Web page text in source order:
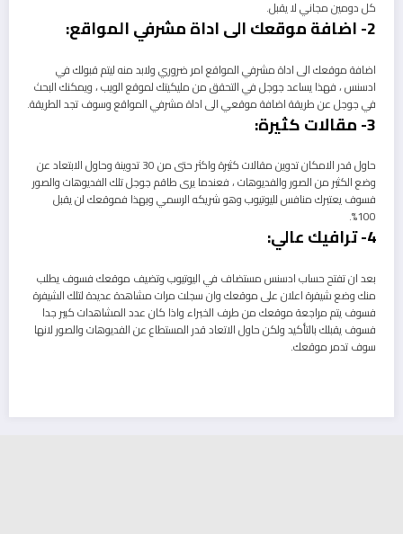
كل دومين مجاني لا يقبل.
2- اضافة موقعك الى اداة مشرفي المواقع:
اضافة موقعك الى اداة مشرفي المواقع امر ضروري ولابد منه ليتم قبولك في
ادسنس ، فهذا يساعد جوجل في التحقق من مليكيتك لموقع الويب ، ويمكنك البحث
في جوجل عن طريقة اضافة موقعي الى اداة مشرفي المواقع وسوف تجد الطريقة.
3- مقالات كثيرة:
حاول قدر الامكان تدوين مقالات كثيرة واكثر حتى من 30 تدوينة وحاول الابتعاد عن
وضع الكثير من الصور والفديوهات ، فعندما يرى طاقم جوجل تلك الفديوهات والصور
فسوف يعتبرك منافس لليوتيوب وهو شريكه الرسمي وبهذا فموقعك لن يقبل
100%.
4- ترافيك عالي:
بعد ان تفتح حساب ادسنس مستضاف في اليوتيوب وتضيف موقعك فسوف يطلب
منك وضع شيفرة اعلان على موقعك وان سجلت مرات مشاهدة عديدة لتلك الشيفرة
فسوف يتم مراجعة موقعك من طرف الخبراء واذا كان عدد المشاهدات كبير جدا
فسوف يقبلك بالتأكيد ولكن حاول الاتعاد قدر المستطاع عن الفديوهات والصور لانها
سوف تدمر موقعك.